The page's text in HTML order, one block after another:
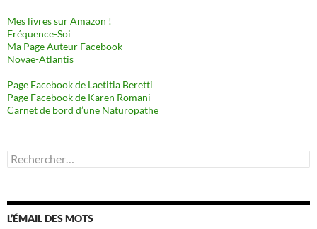
Mes livres sur Amazon !
Fréquence-Soi
Ma Page Auteur Facebook
Novae-Atlantis
Page Facebook de Laetitia Beretti
Page Facebook de Karen Romani
Carnet de bord d’une Naturopathe
Rechercher :
L’ÉMAIL DES MOTS